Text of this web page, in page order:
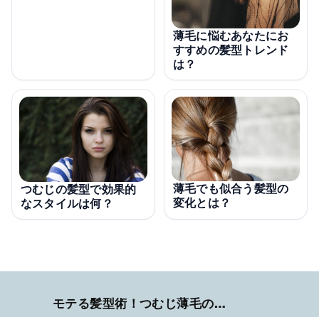
薄毛に悩むあなたにお
すすめの髪型トレンド
は？
つむじの髪型で効果的
なスタイルは何？
薄毛でも似合う髪型の
変化とは？
モテる髪型術！つむじ薄毛の隠し方